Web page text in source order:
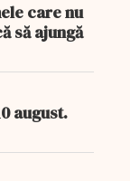
care nu
să ajungă
august.